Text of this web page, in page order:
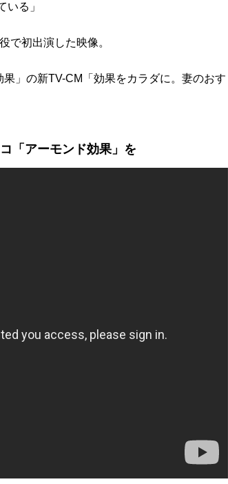
いる」
で初出演した映像。
」の新TV-CM「効果をカラダに。妻のおす
「アーモンド効果」を